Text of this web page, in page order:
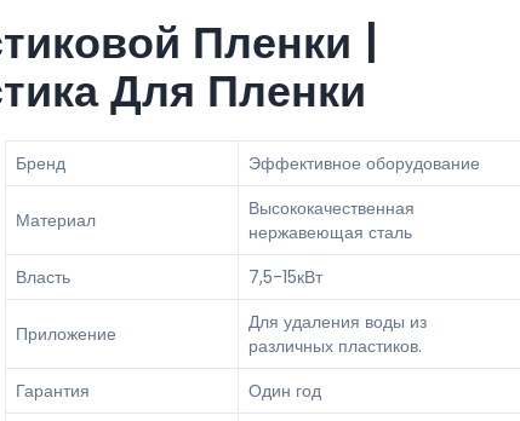
Пленки |
Для Пленки
Бренд Эффективное оборудование
Материал
Высококачественная
нержавеющая сталь
Власть
7,5-15кВт
Приложение
Для удаления воды из
различных пластиков.
Гарантия
Один год